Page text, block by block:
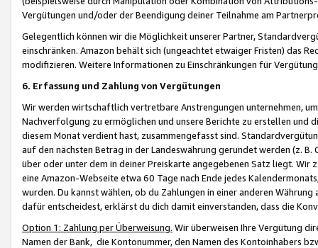
Vergütungen und/oder der Beendigung deiner Teilnahme am
Gelegentlich können wir die Möglichkeit unserer Partner,
einschränken. Amazon behält sich (ungeachtet etwaiger Fristen) das
modifizieren. Weitere Informationen zu Einschränkungen für
6. Erfassung und Zahlung von Vergütungen
Wir werden wirtschaftlich vertretbare Anstrengungen unternehmen,
Nachverfolgung zu ermöglichen und unsere Berichte zu erstellen und
diesem Monat verdient hast, zusammengefasst sind.
auf den nächsten Betrag in der Landeswährung gerundet werden (z.
über oder unter dem in deiner Preiskarte angegebenen Satz liegt.
eine Amazon-Webseite etwa 60 Tage nach Ende jedes
wurden. Du kannst wählen, ob du Zahlungen in einer anderen
dafür entscheidest, erklärst du dich damit einverstanden, dass die
Option 1: Zahlung per Überweisung. Wir überweisen Ihre Vergütung
Namen der Bank, die Kontonummer, den Namen des Kontoinhabers